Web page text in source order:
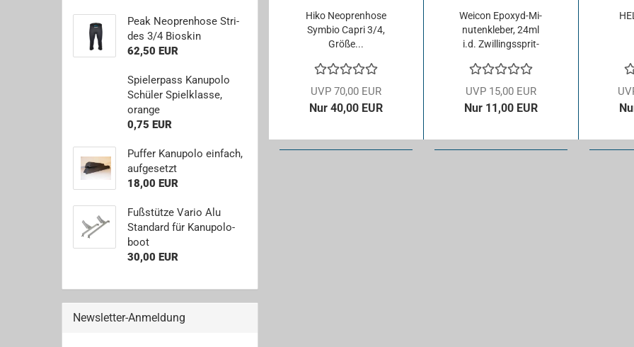
Hiko Neo­pren­ho­se
Sym­bio Capri 3/4,
Größe...
UVP 70,00 EUR
Nur 40,00 EUR
Wei­con Epoxyd-​​Mi­
nu­ten­kle­ber, 24ml
i.d. Zwil­lings­sprit­
UVP 15,00 EUR
Nur 11,00 EUR
Peak Neo­pren­ho­se Stri­
des 3/4 Bios­kin
62,50 EUR
Spie­ler­pass Ka­nu­po­lo
Schü­ler Spiel­klas­se,
oran­ge
0,75 EUR
Puf­fer Ka­nu­po­lo ein­fach,
auf­ge­setzt
18,00 EUR
Fuß­stüt­ze Vario Alu
Stan­dard für Ka­nu­po­lo­
boot
30,00 EUR
Newsletter-Anmeldung